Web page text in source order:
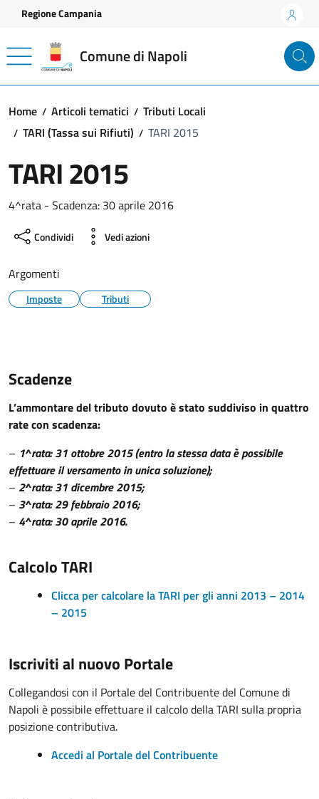
Vai ai contenuti
Vai al footer
Regione Campania
Comune di Napoli
Home Articoli tematici
Tributi Locali
TARI (Tassa sui Rifiuti)
TARI 2015
TARI 2015
4^rata - Scadenza: 30 aprile 2016
Condividi Vedi azioni
Argomenti
Imposte Tributi
Scadenze
L’ammontare del tributo dovuto è stato suddiviso in quattro
rate con scadenza:
– 1^rata: 31 ottobre 2015 (entro la stessa data è possibile
effettuare il versamento in unica soluzione);
– 2^rata: 31 dicembre 2015;
– 3^rata: 29 febbraio 2016;
– 4^rata: 30 aprile 2016.
Calcolo TARI
Clicca per calcolare la TARI per gli anni 2013 – 2014
– 2015
Iscriviti al nuovo Portale
Collegandosi con il Portale del Contribuente del Comune di
Napoli è possibile effettuare il calcolo della TARI sulla propria
posizione contributiva.
Accedi al Portale del Contribuente